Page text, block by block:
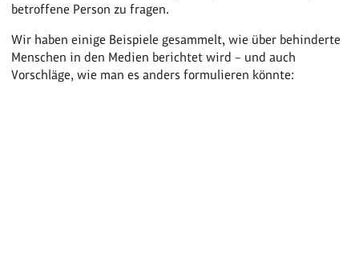
betroffene Person zu fragen.
Wir haben einige Beispiele gesammelt, wie über behinderte
Menschen in den Medien berichtet wird – und auch
Vorschläge, wie man es anders formulieren könnte: